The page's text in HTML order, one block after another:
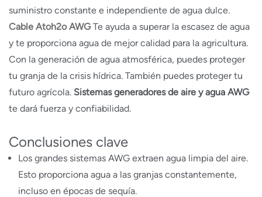
suministro constante e independiente de agua dulce.
Cable Atoh2o AWGTe ayuda a superar la escasez de agua
y te proporciona agua de mejor calidad para la agricultura.
Con la generación de agua atmosférica, puedes proteger
tu granja de la crisis hídrica. También puedes proteger tu
futuro agrícola. Sistemas generadores de aire y agua AWG
te dará fuerza y confiabilidad.
Conclusiones clave
Los grandes sistemas AWG extraen agua limpia del aire.
Esto proporciona agua a las granjas constantemente,
incluso en épocas de sequía.